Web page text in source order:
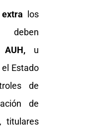
los
deben
u
Estado
de
de
titulares